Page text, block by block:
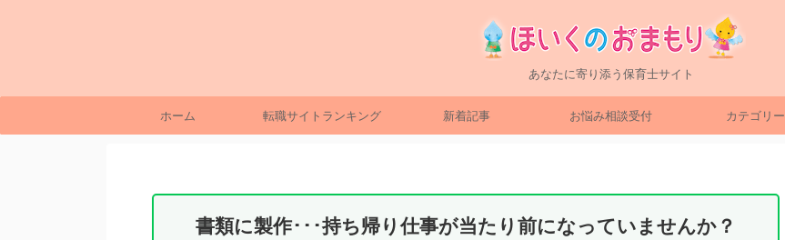
あなたに寄り添う保育士サイト
ホーム 転職サイトランキング 新着記事 お悩み相談受付 カテゴリー
書類に製作･･･持ち帰り仕事が当たり前になっていませんか？